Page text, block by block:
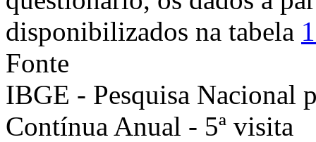
disponibilizados na tabela
Fonte
IBGE - Pesquisa Nacional
Contínua Anual - 5ª visita